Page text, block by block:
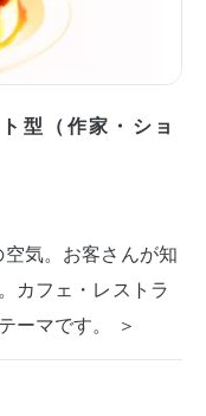
型（作家・ショ
気。お客さんが知
カフェ・レストラ
ーマです。 ＞